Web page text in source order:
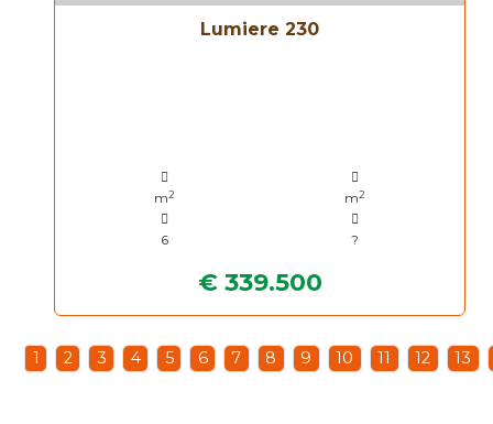
Lumiere 230
m2 m2
6 ?
€ 339.500
1 2 3 4 5 6 7 8 9 10 11 12 13